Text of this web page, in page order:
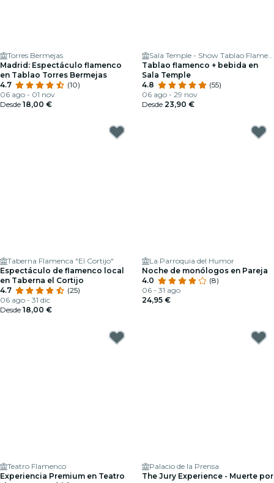
Torres Bermejas
Madrid: Espectáculo flamenco
en Tablao Torres Bermejas
4.7
(10)
06 ago - 01 nov
Desde 18,00 €
Sala Temple - Show Tablao Flamenco Madrid
Tablao flamenco + bebida en
Sala Temple
4.8
(55)
06 ago - 29 nov
Desde 23,90 €
Taberna Flamenca "El Cortijo"
Espectáculo de flamenco local
en Taberna el Cortijo
4.7
(25)
06 ago - 31 dic
Desde 18,00 €
La Parroquia del Humor
Noche de monólogos en Pareja
4.0
(8)
06 - 31 ago
24,95 €
Teatro Flamenco
Experiencia Premium en Teatro
Palacio de la Prensa
The Jury Experience - Muerte por